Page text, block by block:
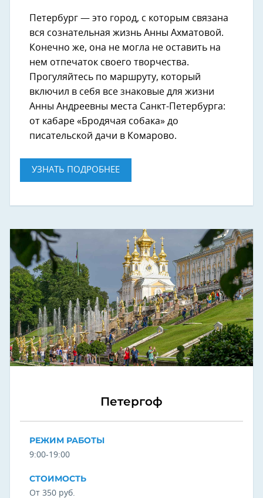
Петербург — это город, с которым связана
вся сознательная жизнь Анны Ахматовой.
Конечно же, она не могла не оставить на
нем отпечаток своего творчества.
Прогуляйтесь по маршруту, который
включил в себя все знаковые для жизни
Анны Андреевны места Санкт-Петербурга:
от кабаре «Бродячая собака» до
писательской дачи в Комарово.
УЗНАТЬ ПОДРОБНЕЕ
Петергоф
РЕЖИМ РАБОТЫ
9:00-19:00
СТОИМОСТЬ
От 350 руб.